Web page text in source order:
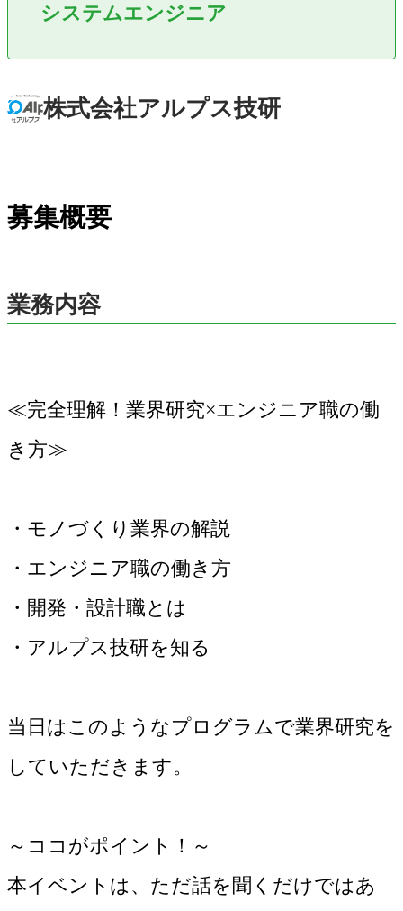
システムエンジニア
株式会社アルプス技研
募集概要
業務内容
≪完全理解！業界研究×エンジニア職の働
き方≫
・モノづくり業界の解説
・エンジニア職の働き方
・開発・設計職とは
・アルプス技研を知る
当日はこのようなプログラムで業界研究を
していただきます。
～ココがポイント！～
本イベントは、ただ話を聞くだけではあ